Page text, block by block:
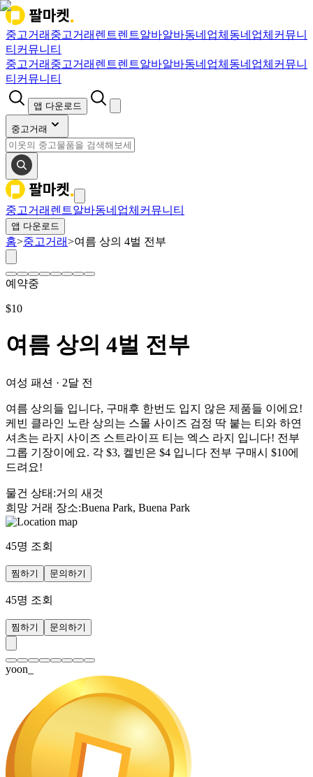
중고거래 중고거래 렌트렌트알바알바동네업체 동네업체 커뮤니
티 커뮤니티
중고거래 중고거래 렌트렌트알바알바동네업체 동네업체 커뮤니
티 커뮤니티
앱 다운로드
중고거래
중고거래 렌트알바동네업체 커뮤니티
앱 다운로드
홈>중고거래>여름 상의 4벌 전부
예약중
$10
여름 상의 4벌 전부
여성 패션 · 2달 전
여름 상의들 입니다, 구매후 한번도 입지 않은 제품들 이에요!
케빈 클라인 노란 상의는 스몰 사이즈 검정 딱 붙는 티와 하연
셔츠는 라지 사이즈 스트라이프 티는 엑스 라지 입니다! 전부
그롭 기장이에요. 각 $3, 켈빈은 $4 입니다 전부 구매시 $10에
드려요!
물건 상태 :거의 새것
희망 거래 장소:Buena Park, Buena Park
45명 조회
찜하기 문의하기
45명 조회
찜하기 문의하기
yoon_